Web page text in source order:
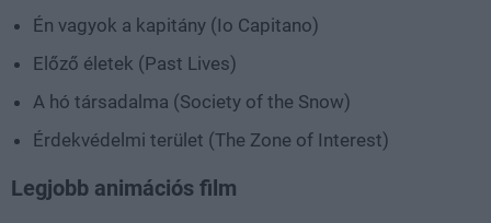
Én vagyok a kapitány (Io Capitano)
Előző életek (Past Lives)
A hó társadalma (Society of the Snow)
Érdekvédelmi terület (The Zone of Interest)
Legjobb animációs film